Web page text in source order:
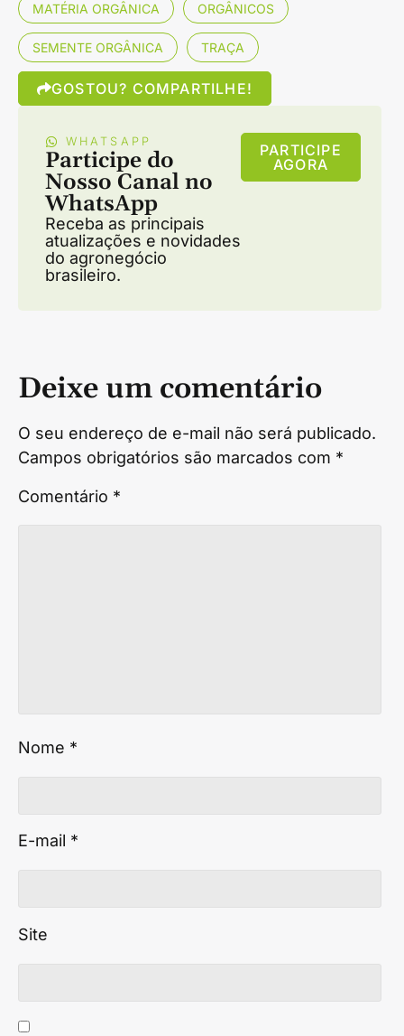
MATÉRIA ORGÂNICA ORGÂNICOS
SEMENTE ORGÂNICA TRAÇA
GOSTOU? COMPARTILHE!
WHATSAPP
Participe do
Nosso Canal no
WhatsApp
Receba as principais
atualizações e novidades
do agronegócio
brasileiro.
PARTICIPE
AGORA
Deixe um comentário
O seu endereço de e-mail não será publicado.
Campos obrigatórios são marcados com *
Comentário *
Nome *
E-mail *
Site